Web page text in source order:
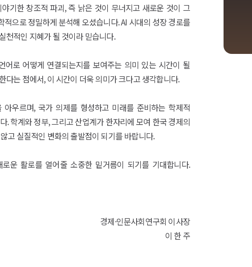
기한 창조적 파괴, 즉 낡은 것이 무너지고 새로운 것이 그
으로 정밀하게 분석해 오셨습니다. AI 시대의 성장 경로를
천적인 지혜가 될 것이라 믿습니다.
로 어떻게 연결되는지를 보여주는 의미 있는 시간이 될
는 점에서, 이 시간이 더욱 의미가 크다고 생각합니다.
아우르며, 국가 의제를 형성하고 미래를 준비하는 학제적
. 학계와 정부, 그리고 산업계가 한자리에 모여 한국 경제의
고 실질적인 변화의 출발점이 되기를 바랍니다.
운 활로를 열어줄 소중한 밑거름이 되기를 기대합니다.
경제·인문사회연구회 이사장
이 한 주